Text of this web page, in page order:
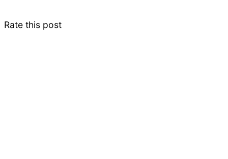
Rate this post